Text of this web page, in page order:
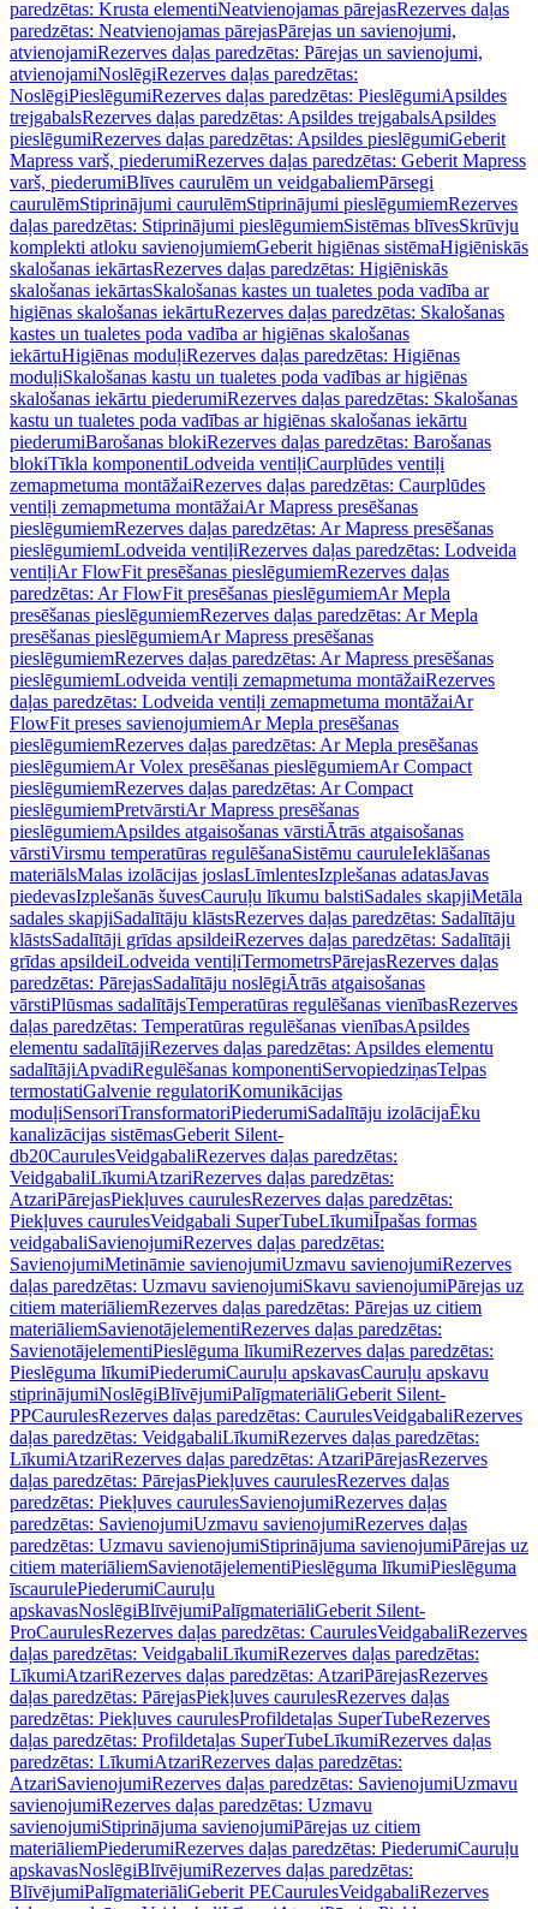
paredzētas: Krusta elementiNeatvienojamas pārejasRezerves daļas
paredzētas: Neatvienojamas pārejasPārejas un savienojumi,
atvienojamiRezerves daļas paredzētas: Pārejas un savienojumi,
atvienojamiNoslēgiRezerves daļas paredzētas:
NoslēgiPieslēgumiRezerves daļas paredzētas: PieslēgumiApsildes
trejgabalsRezerves daļas paredzētas: Apsildes trejgabalsApsildes
pieslēgumiRezerves daļas paredzētas: Apsildes pieslēgumiGeberit
Mapress varš, piederumiRezerves daļas paredzētas: Geberit Mapress
varš, piederumiBlīves caurulēm un veidgabaliemPārsegi
caurulēmStiprinājumi caurulēmStiprinājumi pieslēgumiemRezerves
daļas paredzētas: Stiprinājumi pieslēgumiemSistēmas blīvesSkrūvju
komplekti atloku savienojumiemGeberit higiēnas sistēmaHigiēniskās
skalošanas iekārtasRezerves daļas paredzētas: Higiēniskās
skalošanas iekārtasSkalošanas kastes un tualetes poda vadība ar
higiēnas skalošanas iekārtuRezerves daļas paredzētas: Skalošanas
kastes un tualetes poda vadība ar higiēnas skalošanas
iekārtuHigiēnas moduļiRezerves daļas paredzētas: Higiēnas
moduļiSkalošanas kastu un tualetes poda vadības ar higiēnas
skalošanas iekārtu piederumiRezerves daļas paredzētas: Skalošanas
kastu un tualetes poda vadības ar higiēnas skalošanas iekārtu
piederumiBarošanas blokiRezerves daļas paredzētas: Barošanas
blokiTīkla komponentiLodveida ventiļiCaurplūdes ventiļi
zemapmetuma montāžaiRezerves daļas paredzētas: Caurplūdes
ventiļi zemapmetuma montāžaiAr Mapress presēšanas
pieslēgumiemRezerves daļas paredzētas: Ar Mapress presēšanas
pieslēgumiemLodveida ventiļiRezerves daļas paredzētas: Lodveida
ventiļiAr FlowFit presēšanas pieslēgumiemRezerves daļas
paredzētas: Ar FlowFit presēšanas pieslēgumiemAr Mepla
presēšanas pieslēgumiemRezerves daļas paredzētas: Ar Mepla
presēšanas pieslēgumiemAr Mapress presēšanas
pieslēgumiemRezerves daļas paredzētas: Ar Mapress presēšanas
pieslēgumiemLodveida ventiļi zemapmetuma montāžaiRezerves
daļas paredzētas: Lodveida ventiļi zemapmetuma montāžaiAr
FlowFit preses savienojumiemAr Mepla presēšanas
pieslēgumiemRezerves daļas paredzētas: Ar Mepla presēšanas
pieslēgumiemAr Volex presēšanas pieslēgumiemAr Compact
pieslēgumiemRezerves daļas paredzētas: Ar Compact
pieslēgumiemPretvārstiAr Mapress presēšanas
pieslēgumiemApsildes atgaisošanas vārstiĀtrās atgaisošanas
vārstiVirsmu temperatūras regulēšanaSistēmu cauruleIeklāšanas
materiālsMalas izolācijas joslasLīmlentesIzplešanas adatasJavas
piedevasIzplešanās šuvesCauruļu līkumu balstiSadales skapjiMetāla
sadales skapjiSadalītāju klāstsRezerves daļas paredzētas: Sadalītāju
klāstsSadalītāji grīdas apsildeiRezerves daļas paredzētas: Sadalītāji
grīdas apsildeiLodveida ventiļiTermometrsPārejasRezerves daļas
paredzētas: PārejasSadalītāju noslēgiĀtrās atgaisošanas
vārstiPlūsmas sadalītājsTemperatūras regulēšanas vienībasRezerves
daļas paredzētas: Temperatūras regulēšanas vienībasApsildes
elementu sadalītājiRezerves daļas paredzētas: Apsildes elementu
sadalītājiApvadiRegulēšanas komponentiServopiedziņasTelpas
termostatiGalvenie regulatoriKomunikācijas
moduļiSensoriTransformatoriPiederumiSadalītāju izolācijaĒku
kanalizācijas sistēmasGeberit Silent-
db20CaurulesVeidgabaliRezerves daļas paredzētas:
VeidgabaliLīkumiAtzariRezerves daļas paredzētas:
AtzariPārejasPiekļuves caurulesRezerves daļas paredzētas:
Piekļuves caurulesVeidgabali SuperTubeLīkumiĪpašas formas
veidgabaliSavienojumiRezerves daļas paredzētas:
SavienojumiMetināmie savienojumiUzmavu savienojumiRezerves
daļas paredzētas: Uzmavu savienojumiSkavu savienojumiPārejas uz
citiem materiāliemRezerves daļas paredzētas: Pārejas uz citiem
materiāliemSavienotājelementiRezerves daļas paredzētas:
SavienotājelementiPieslēguma līkumiRezerves daļas paredzētas:
Pieslēguma līkumiPiederumiCauruļu apskavasCauruļu apskavu
stiprinājumiNoslēgiBlīvējumiPalīgmateriāliGeberit Silent-
PPCaurulesRezerves daļas paredzētas: CaurulesVeidgabaliRezerves
daļas paredzētas: VeidgabaliLīkumiRezerves daļas paredzētas:
LīkumiAtzariRezerves daļas paredzētas: AtzariPārejasRezerves
daļas paredzētas: PārejasPiekļuves caurulesRezerves daļas
paredzētas: Piekļuves caurulesSavienojumiRezerves daļas
paredzētas: SavienojumiUzmavu savienojumiRezerves daļas
paredzētas: Uzmavu savienojumiStiprinājuma savienojumiPārejas uz
citiem materiāliemSavienotājelementiPieslēguma līkumiPieslēguma
īscaurulePiederumiCauruļu
apskavasNoslēgiBlīvējumiPalīgmateriāliGeberit Silent-
ProCaurulesRezerves daļas paredzētas: CaurulesVeidgabaliRezerves
daļas paredzētas: VeidgabaliLīkumiRezerves daļas paredzētas:
LīkumiAtzariRezerves daļas paredzētas: AtzariPārejasRezerves
daļas paredzētas: PārejasPiekļuves caurulesRezerves daļas
paredzētas: Piekļuves caurulesProfildetaļas SuperTubeRezerves
daļas paredzētas: Profildetaļas SuperTubeLīkumiRezerves daļas
paredzētas: LīkumiAtzariRezerves daļas paredzētas:
AtzariSavienojumiRezerves daļas paredzētas: SavienojumiUzmavu
savienojumiRezerves daļas paredzētas: Uzmavu
savienojumiStiprinājuma savienojumiPārejas uz citiem
materiāliemPiederumiRezerves daļas paredzētas: PiederumiCauruļu
apskavasNoslēgiBlīvējumiRezerves daļas paredzētas:
BlīvējumiPalīgmateriāliGeberit PECaurulesVeidgabaliRezerves